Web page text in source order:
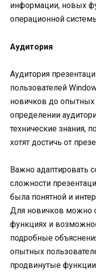
информации, новых
операционной
Аудитория
Аудитория
пользователей
новичков до опытных
определении
технические знания,
хотят достичь от
Важно адаптировать
сложности
была понятной и
Для новичков можно
функциях и
подробные
опытных
продвинутые